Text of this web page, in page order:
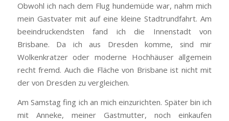
Obwohl ich nach dem Flug hundemüde war, nahm mich
mein Gastvater mit auf eine kleine Stadtrundfahrt. Am
beeindruckendsten fand ich die Innenstadt von
Brisbane. Da ich aus Dresden komme, sind mir
Wolkenkratzer oder moderne Hochhäuser allgemein
recht fremd. Auch die Fläche von Brisbane ist nicht mit
der von Dresden zu vergleichen.
Am Samstag fing ich an mich einzurichten. Später bin ich
mit Anneke, meiner Gastmutter, noch einkaufen